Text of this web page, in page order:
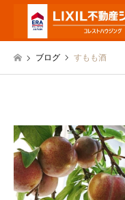
ブログ すもも酒